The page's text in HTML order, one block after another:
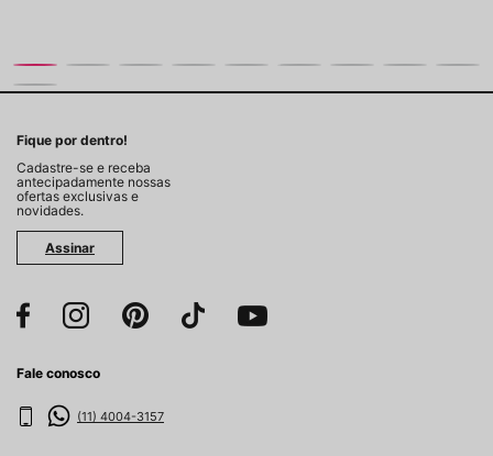
Fique por dentro!
Cadastre-se e receba
antecipadamente nossas
ofertas exclusivas e
novidades.
Assinar
Fale conosco
(11) 4004-3157